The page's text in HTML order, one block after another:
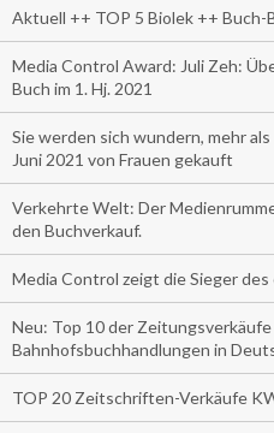
Aktuell ++ TOP 5 Biolek ++ Buch-
Media Control Award: Juli Zeh:
Buch im 1. Hj. 2021
Sie werden sich wundern, mehr
Juni 2021 von Frauen gekauft
Verkehrte Welt: Der
den Buchverkauf.
Media Control zeigt die Sieger
Neu: Top 10 der
Bahnhofsbuchhandlungen in
TOP 20 Zeitschriften-Verkäufe